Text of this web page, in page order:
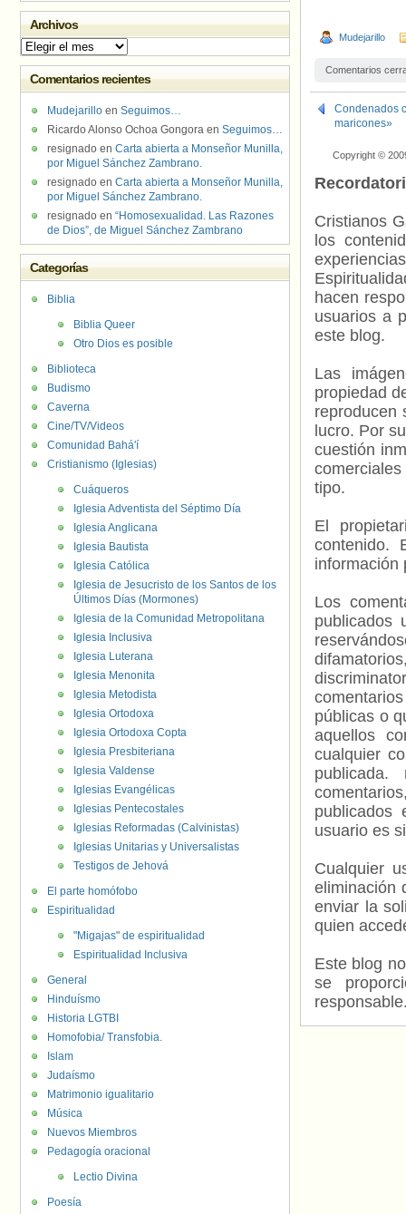
Mudejarillo
Comentarios
Condenados
maricones»
Copyright ©
Cristianos
los
hacen
usuarios a
este blog.
Las
propiedad
reproducen
lucro. Por
cuestión
tipo.
El
contenido.
información
Los
publicados
públicas o
aquellos
cualquier
usuario es
Cualquier
eliminación
enviar la
quien
Este blog
se
Archivos
Archivos
Comentarios recientes
Mudejarillo en Seguimos…
Ricardo Alonso Ochoa Gongora en Seguimos…
resignado en Carta abierta a Monseñor Munilla,
por Miguel Sánchez Zambrano.
resignado en Carta abierta a Monseñor Munilla,
por Miguel Sánchez Zambrano.
resignado en “Homosexualidad. Las Razones
de Dios”, de Miguel Sánchez Zambrano
Categorías
Biblia
Biblia Queer
Otro Dios es posible
Biblioteca
Budismo
Caverna
Cine/TV/Videos
Comunidad Bahá'í
Cristianismo (Iglesias)
Cuáqueros
Iglesia Adventista del Séptimo Día
Iglesia Anglicana
Iglesia Bautista
Iglesia Católica
Iglesia de Jesucristo de los Santos de los
Últimos Días (Mormones)
Iglesia de la Comunidad Metropolitana
Iglesia Inclusiva
Iglesia Luterana
Iglesia Menonita
Iglesia Metodista
Iglesia Ortodoxa
Iglesia Ortodoxa Copta
Iglesia Presbiteriana
Iglesia Valdense
Iglesias Evangélicas
Iglesias Pentecostales
Iglesias Reformadas (Calvinistas)
Iglesias Unitarias y Universalistas
Testigos de Jehová
El parte homófobo
Espiritualidad
"Migajas" de espiritualidad
Espiritualidad Inclusiva
General
Hinduísmo
Historia LGTBI
Homofobia/ Transfobia.
Islam
Judaísmo
Matrimonio igualitario
Música
Nuevos Miembros
Pedagogía oracional
Lectio Divina
Poesía